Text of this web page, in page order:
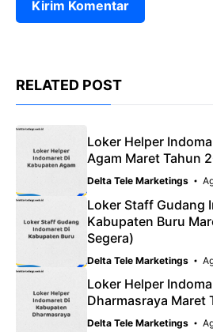
RELATED POST
Loker Helper
Agam Maret Tahun
Delta Tele Marketings
Loker Staff Gudang
Kabupaten Buru
Segera)
Delta Tele Marketings
Loker Helper
Dharmasraya Maret
Delta Tele Marketings